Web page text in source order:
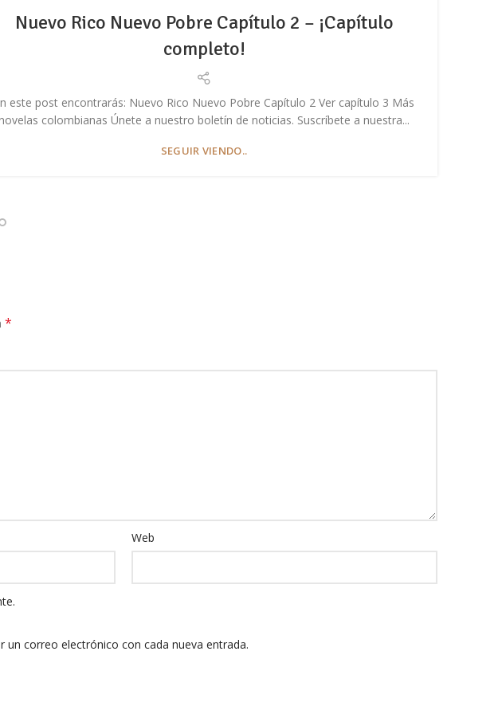
Nuevo Rico Nuevo Pobre Capítulo 2 – ¡Capítulo
completo!
este post encontrarás: Nuevo Rico Nuevo Pobre Capítulo 2 Ver capítulo 3 Más
colombianas Únete a nuestro boletín de noticias. Suscríbete a nuestra...
SEGUIR VIENDO..
*
Web
un correo electrónico con cada nueva entrada.